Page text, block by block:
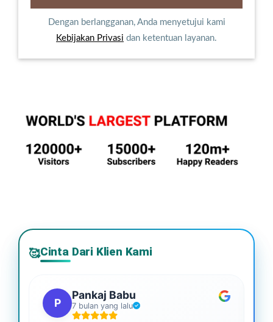
Dengan berlangganan, Anda menyetujui kami
Kebijakan Privasi dan ketentuan layanan.
🥰Cinta Dari Klien Kami
P
Pankaj Babu
7 bulan yang lalu